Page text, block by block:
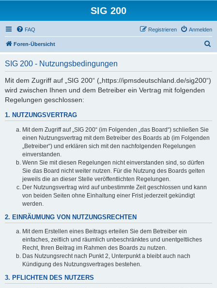
SIG 200
FAQ Anmelden
Registrieren
Foren-Übersicht
SIG 200 - Nutzungsbedingungen
Mit dem Zugriff auf „SIG 200“ („https://ipmsdeutschland.de/sig200“)
wird zwischen Ihnen und dem Betreiber ein Vertrag mit folgenden
Regelungen geschlossen:
1. NUTZUNGSVERTRAG
Mit dem Zugriff auf „SIG 200“ (im Folgenden „das Board“) schließen Sie
einen Nutzungsvertrag mit dem Betreiber des Boards ab (im Folgenden
„Betreiber“) und erklären sich mit den nachfolgenden Regelungen
einverstanden.
Wenn Sie mit diesen Regelungen nicht einverstanden sind, so dürfen
Sie das Board nicht weiter nutzen. Für die Nutzung des Boards gelten
jeweils die an dieser Stelle veröffentlichten Regelungen.
Der Nutzungsvertrag wird auf unbestimmte Zeit geschlossen und kann
von beiden Seiten ohne Einhaltung einer Frist jederzeit gekündigt
werden.
2. EINRÄUMUNG VON NUTZUNGSRECHTEN
Mit dem Erstellen eines Beitrags erteilen Sie dem Betreiber ein
einfaches, zeitlich und räumlich unbeschränktes und unentgeltliches
Recht, Ihren Beitrag im Rahmen des Boards zu nutzen.
Das Nutzungsrecht nach Punkt 2, Unterpunkt a bleibt auch nach
Kündigung des Nutzungsvertrages bestehen.
3. PFLICHTEN DES NUTZERS